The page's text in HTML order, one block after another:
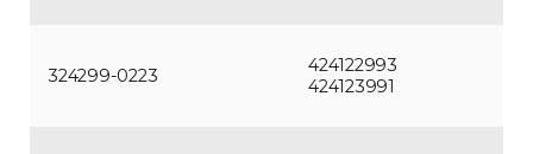
324299-0223
424122993
424123991